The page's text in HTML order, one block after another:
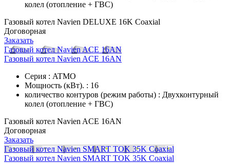
колел (отопление + ГВС)
Газовый котел Navien DELUXE 16K Coaxial
Договорная
Заказать
Газовый котел Navien ACE 16AN
Газовый котел Navien ACE 16AN
Серия : ATMO
Мощность (кВт). : 16
количество контуров (режим работы) : Двухконтурный
колел (отопление + ГВС)
Газовый котел Navien ACE 16AN
Договорная
Заказать
Газовый котел Navien SMART TOK 35K Coaxial
Газовый котел Navien SMART TOK 35K Coaxial